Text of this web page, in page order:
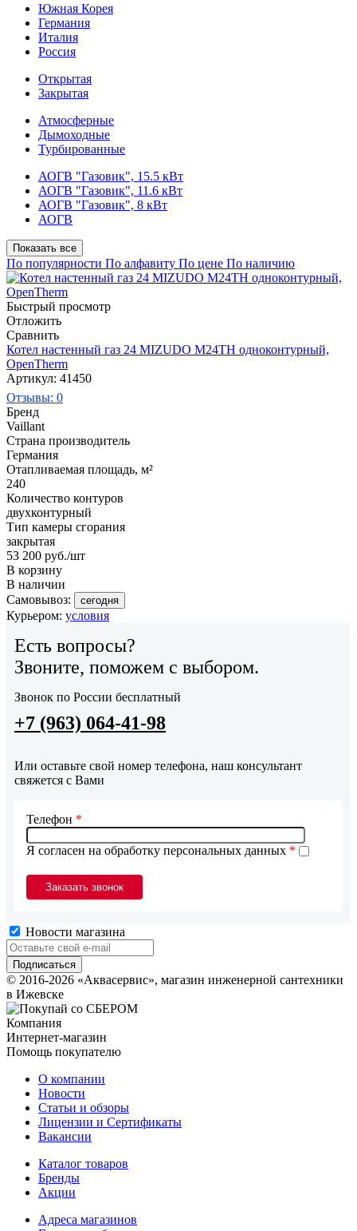
Южная Корея
Германия
Италия
Россия
Открытая
Закрытая
Атмосферные
Дымоходные
Турбированные
АОГВ "Газовик", 15.5 кВт
АОГВ "Газовик", 11.6 кВт
АОГВ "Газовик", 8 кВт
АОГВ
Показать все
По популярности По алфавиту По цене По наличию
Быстрый просмотр
Отложить
Сравнить
Котел настенный газ 24 MIZUDO М24TH одноконтурный,
OpenTherm
Артикул: 41450
Отзывы: 0
Бренд
Vaillant
Страна производитель
Германия
Отапливаемая площадь, м²
240
Количество контуров
двухконтурный
Тип камеры сгорания
закрытая
53 200 руб./шт
В корзину
В наличии
Самовывоз:
сегодня
Курьером: условия
Есть вопросы?
Звоните, поможем с выбором.
Звонок по России бесплатный
+7 (963) 064-41-98
Или оставьте свой номер телефона, наш консультант
свяжется с Вами
Я согласен на обработку персональных данных *
Телефон *
Новости магазина
© 2016-2026 «Аквасервис», магазин инженерной сантехники
в Ижевске
Компания
Интернет-магазин
Помощь покупателю
О компании
Новости
Статьи и обзоры
Лицензии и Сертификаты
Вакансии
Каталог товаров
Бренды
Акции
Адреса магазинов